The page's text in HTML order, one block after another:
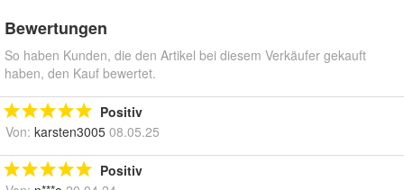
Bewertungen
So haben Kunden, die den Artikel bei diesem Verkäufer gekauft
haben, den Kauf bewertet.
Positiv
Von: karsten3005 08.05.25
Positiv